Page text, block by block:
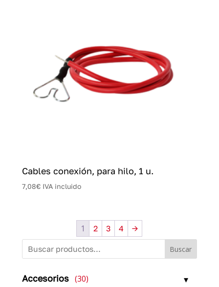
Cables conexión, para hilo, 1 u.
7,08€ IVA incluido
1 2 3 4 →
Buscar
Accesorios 3030